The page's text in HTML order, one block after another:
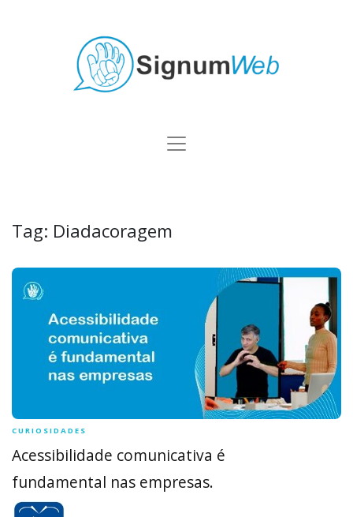
Tag: Diadacoragem
CURIOSIDADES
Acessibilidade comunicativa é
fundamental nas empresas.